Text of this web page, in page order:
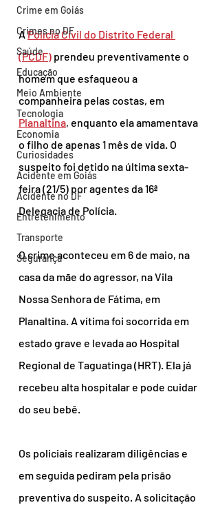
Crime em Goiás
Crimes no DF
Saúde
Educação
Meio Ambiente
Tecnologia
Economia
Curiosidades
Acidente em Goiás
Acidente no DF
Entretenimento
Transporte
Segurança
A Polícia Civil do Distrito Federal
(PCDF) prendeu preventivamente o
homem que esfaqueou a
companheira pelas costas, em
Planaltina, enquanto ela amamentava
o filho de apenas 1 mês de vida. O
suspeito foi detido na última sexta-
feira (21/5) por agentes da 16ª
Delegacia de Polícia.
O crime aconteceu em 6 de maio, na
casa da mãe do agressor, na Vila
Nossa Senhora de Fátima, em
Planaltina. A vítima foi socorrida em
estado grave e levada ao Hospital
Regional de Taguatinga (HRT). Ela já
recebeu alta hospitalar e pode cuidar
do seu bebê.
Os policiais realizaram diligências e
em seguida pediram pela prisão
preventiva do suspeito. A solicitação